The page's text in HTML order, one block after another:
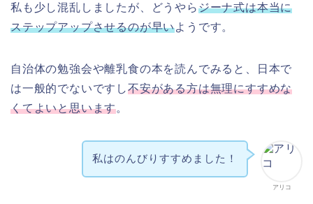
私も少し混乱しましたが、どうやらジーナ式は本当に
ステップアップさせるのが早いようです。
自治体の勉強会や離乳食の本を読んでみると、日本で
は一般的でないですし不安がある方は無理にすすめな
くてよいと思います。
アリコ
私はのんびりすすめました！